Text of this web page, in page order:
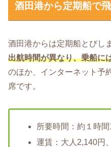
酒田港から定期船で
酒田港からは定期船とびし
出航時間が異なり、乗船に
のほか、インターネット予
席です。
所要時間：約１時間
運賃：大人2,140円